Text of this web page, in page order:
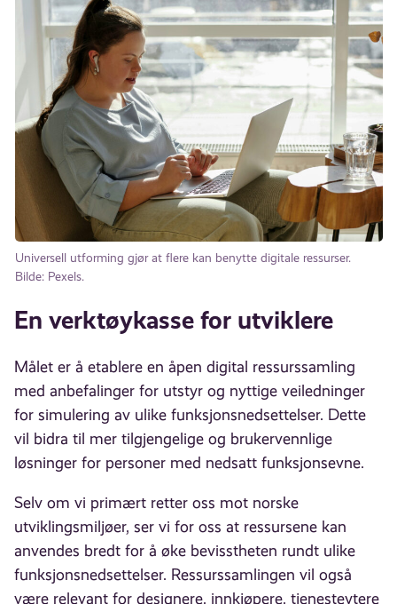
Universell utforming gjør at flere kan benytte digitale ressurser.
Bilde: Pexels.
En verktøykasse for utviklere
Målet er å etablere en åpen digital ressurssamling
med anbefalinger for utstyr og nyttige veiledninger
for simulering av ulike funksjonsnedsettelser. Dette
vil bidra til mer tilgjengelige og brukervennlige
løsninger for personer med nedsatt funksjonsevne.
Selv om vi primært retter oss mot norske
utviklingsmiljøer, ser vi for oss at ressursene kan
anvendes bredt for å øke bevisstheten rundt ulike
funksjonsnedsettelser. Ressurssamlingen vil også
være relevant for designere, innkjøpere, tjenesteytere